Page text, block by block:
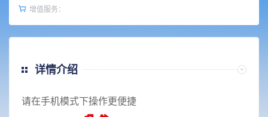
增值服务：
详情介绍
请在手机模式下操作更便捷